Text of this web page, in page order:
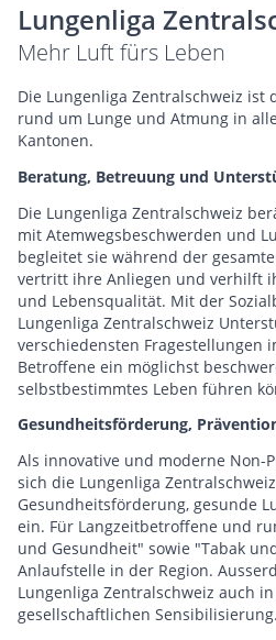
Lungenliga
Mehr Luft fürs Leben
Die Lungenliga Zentralschweiz ist
rund um Lunge und Atmung in
Kantonen.
Beratung, Betreuung und
Die Lungenliga Zentralschweiz
mit Atemwegsbeschwerden und
begleitet sie während der
vertritt ihre Anliegen und verhilft
und Lebensqualität. Mit der
Lungenliga Zentralschweiz
verschiedensten Fragestellungen
Betroffene ein möglichst
selbstbestimmtes Leben führen
Gesundheitsförderung,
Als innovative und moderne Non-
sich die Lungenliga
Gesundheitsförderung, gesunde
ein. Für Langzeitbetroffene und
und Gesundheit" sowie "Tabak
Anlaufstelle in der Region.
Lungenliga Zentralschweiz auch
gesellschaftlichen Sensibilisierung.